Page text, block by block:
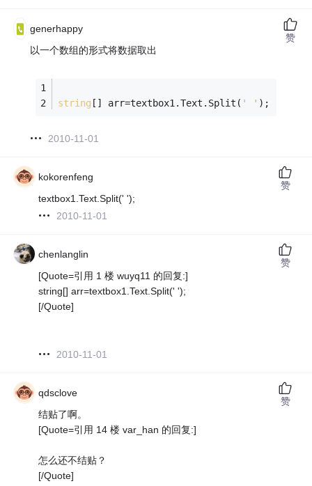
generhappy
以一个数组的形式将数据取出
string [] arr=textbox1.Text.Split( ' ' );
2010-11-01
赞
kokorenfeng
textbox1.Text.Split(' ');
2010-11-01
赞
chenlanglin
[Quote=引用 1 楼 wuyq11 的回复:]
string[] arr=textbox1.Text.Split(' ');
[/Quote]
2010-11-01
赞
qdsclove
结贴了啊。
[Quote=引用 14 楼 var_han 的回复:]
怎么还不结贴？
[/Quote]
赞